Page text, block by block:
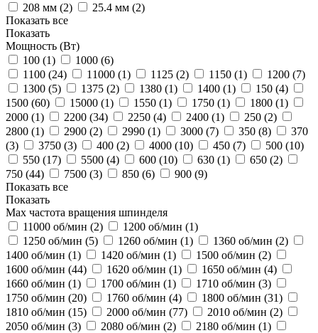
208 мм (2) 25.4 мм (2)
Показать все
Показать
Мощность (Вт)
100 (1) 1000 (6)
1100 (24) 11000 (1) 1125 (2) 1150 (1) 1200 (7)
1300 (5) 1375 (2) 1380 (1) 1400 (1) 150 (4)
1500 (60) 15000 (1) 1550 (1) 1750 (1) 1800 (1)
2000 (1) 2200 (34) 2250 (4) 2400 (1) 250 (2)
2800 (1) 2900 (2) 2990 (1) 3000 (7) 350 (8)
370
(3) 3750 (3) 400 (2) 4000 (10) 450 (7) 500 (10)
550 (17) 5500 (4) 600 (10) 630 (1) 650 (2)
750 (44) 7500 (3) 850 (6) 900 (9)
Показать все
Показать
Max частота вращения шпинделя
11000 об/мин (2) 1200 об/мин (1)
1250 об/мин (5) 1260 об/мин (1) 1360 об/мин (2)
1400 об/мин (1) 1420 об/мин (1) 1500 об/мин (2)
1600 об/мин (44) 1620 об/мин (1) 1650 об/мин (4)
1660 об/мин (1) 1700 об/мин (1) 1710 об/мин (3)
1750 об/мин (20) 1760 об/мин (4) 1800 об/мин (31)
1810 об/мин (15) 2000 об/мин (77) 2010 об/мин (2)
2050 об/мин (3) 2080 об/мин (2) 2180 об/мин (1)